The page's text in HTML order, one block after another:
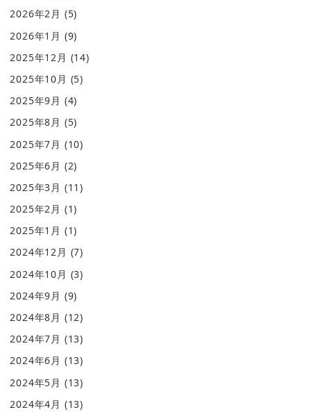
2026年2月 (5)
2026年1月 (9)
2025年12月 (14)
2025年10月 (5)
2025年9月 (4)
2025年8月 (5)
2025年7月 (10)
2025年6月 (2)
2025年3月 (11)
2025年2月 (1)
2025年1月 (1)
2024年12月 (7)
2024年10月 (3)
2024年9月 (9)
2024年8月 (12)
2024年7月 (13)
2024年6月 (13)
2024年5月 (13)
2024年4月 (13)